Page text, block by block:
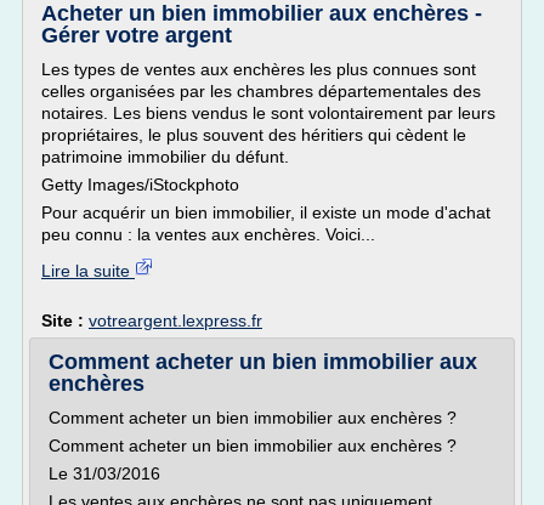
Acheter un bien immobilier aux enchères -
Gérer votre argent
Les types de ventes aux enchères les plus connues sont
celles organisées par les chambres départementales des
notaires. Les biens vendus le sont volontairement par leurs
propriétaires, le plus souvent des héritiers qui cèdent le
patrimoine immobilier du défunt.
Getty Images/iStockphoto
Pour acquérir un bien immobilier, il existe un mode d'achat
peu connu : la ventes aux enchères. Voici...
Lire la suite
Site : votreargent.lexpress.fr
Comment acheter un bien immobilier aux
enchères
Comment acheter un bien immobilier aux enchères ?
Comment acheter un bien immobilier aux enchères ?
Le 31/03/2016